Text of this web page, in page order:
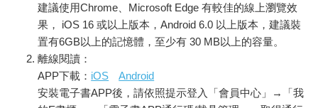
建議使用Chrome、Microsoft Edge 有較佳的線上瀏覽效
果， iOS 16 或以上版本，Android 6.0 以上版本，建議裝
置有6GB以上的記憶體，至少有 30 MB以上的容量。
離線閱讀：
APP下載： iOS
Android
安裝電子書APP後，請依照提示登入「會員中心」→「我